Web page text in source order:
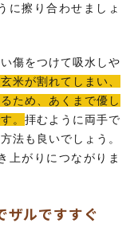
に擦り合わせましょ
傷をつけて吸水しや
米が割れてしまい、
ため、あくまで優し
。拝むように両手で
法も良いでしょう。
上がりにつながりま
ザルですすぐ